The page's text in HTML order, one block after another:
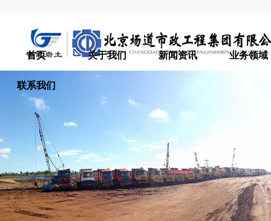
首页 关于我们 新闻资讯 业务领域
联系我们